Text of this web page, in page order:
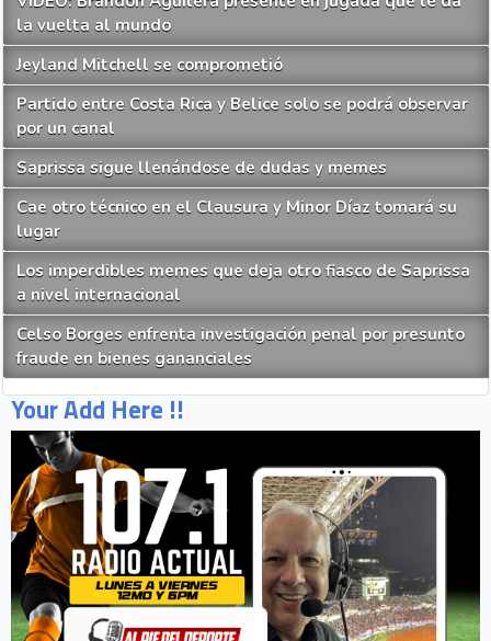
la vuelta al mundo
Jeyland Mitchell se comprometió
Partido entre Costa Rica y Belice solo se podrá observar
por un canal
Saprissa sigue llenándose de dudas y memes
Cae otro técnico en el Clausura y Minor Díaz tomará su
lugar
Los imperdibles memes que deja otro fiasco de Saprissa
a nivel internacional
Celso Borges enfrenta investigación penal por presunto
fraude en bienes gananciales
Your Add Here !!